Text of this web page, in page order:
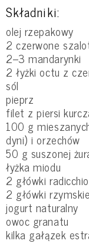
Składniki:
olej rzepakowy
2 czerwone
2–3 mandarynki
2 łyżki octu z
sól
pieprz
filet z piersi
100 g
dyni) i orzechów
50 g suszonej
łyżka miodu
2 główki radicchio
2 główki
jogurt naturalny
owoc granatu
kilka gałązek